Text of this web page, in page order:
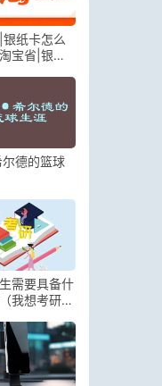
纸卡怎么
宝省|银纸
尔德的篮球
需要具备什
我想考研究